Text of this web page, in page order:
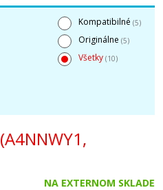
Kompatibilné (5)
Originálne (5)
Všetky (10)
(A4NNWY1,
NA EXTERNOM SKLADE